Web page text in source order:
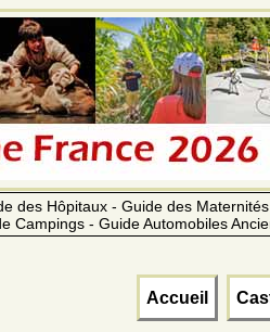
des Hôpitaux - Guide des
Campings - Guide Automobiles
Accueil